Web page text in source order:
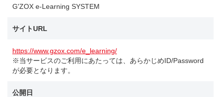
G'ZOX e-Learning SYSTEM
サイトURL
https://www.gzox.com/e_learning/
※当サービスのご利用にあたっては、あらかじめID/Password
が必要となります。
公開日